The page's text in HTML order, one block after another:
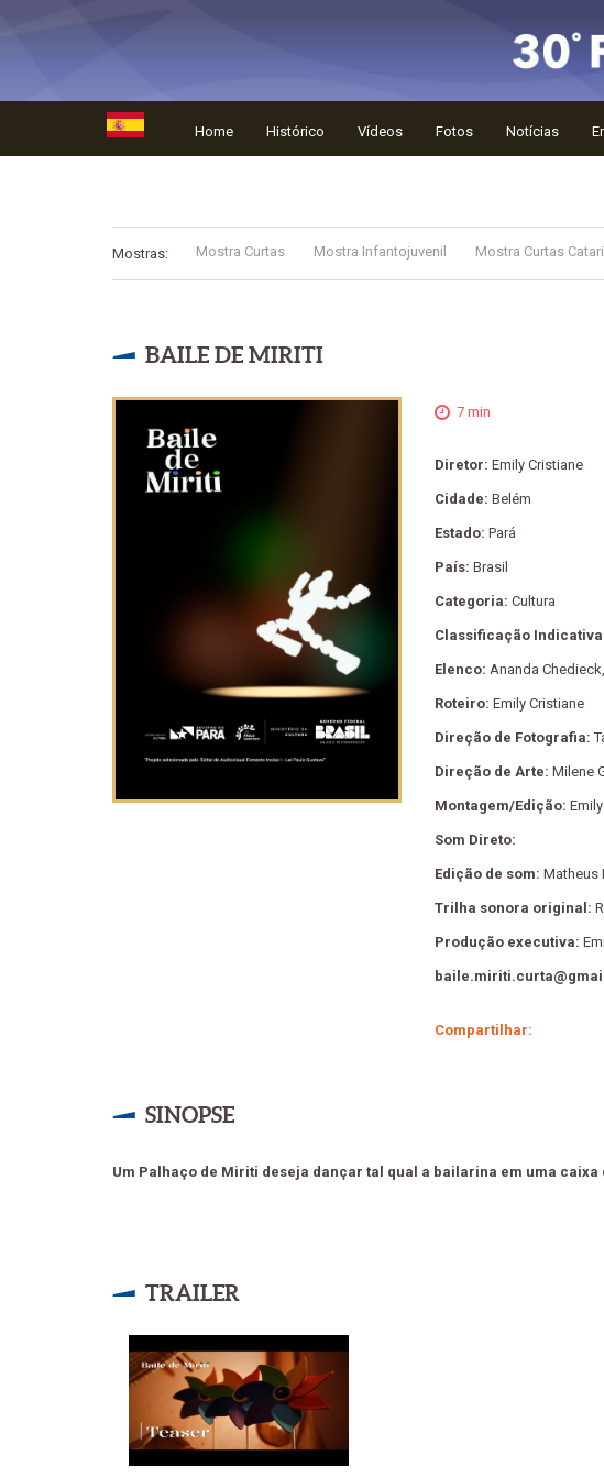
Home Histórico Vídeos Fotos Notícias
Mostras: Mostra Curtas Mostra Infantojuvenil Mostra Curtas
BAILE DE MIRITI
7 min
Diretor: Emily Cristiane
Cidade: Belém
Estado: Pará
País: Brasil
Categoria: Cultura
Classificação
Elenco: Ananda
Roteiro: Emily Cristiane
Direção de Fotografia:
Direção de Arte: Milene
Montagem/Edição:
Som Direto:
Edição de som: Matheus
Trilha sonora original:
Produção executiva:
Compartilhar:
SINOPSE
Um Palhaço de Miriti deseja dançar tal qual a bailarina em uma
TRAILER